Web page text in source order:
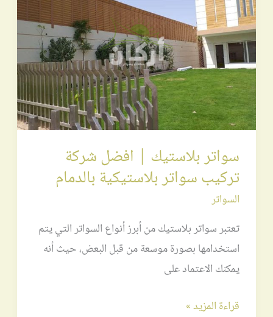
سواتر بلاستيك | افضل شركة
تركيب سواتر بلاستيكية بالدمام
السواتر
تعتبر سواتر بلاستيك من أبرز أنواع السواتر التي يتم
استخدامها بصورة موسعة من قبل البعض، حيث أنه
يمكنك الاعتماد على
|
افضل
شركة
تركيب
سواتر
بلاستيكية
بالدمام
قراءة المزيد »